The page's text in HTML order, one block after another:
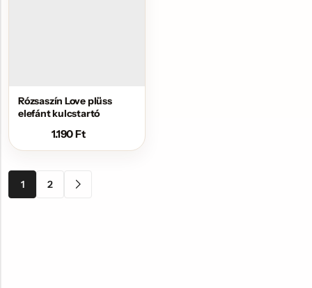
Rózsaszín Love plüss
elefánt kulcstartó
1.190Ft
1 2